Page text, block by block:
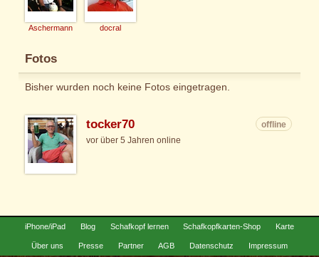
Aschermann docral
Fotos
Bisher wurden noch keine Fotos eingetragen.
tocker70
offline
vor über 5 Jahren online
iPhone/iPad Blog Schafkopf lernen Schafkopfkarten-Shop Karte
Über uns Presse Partner AGB Datenschutz Impressum